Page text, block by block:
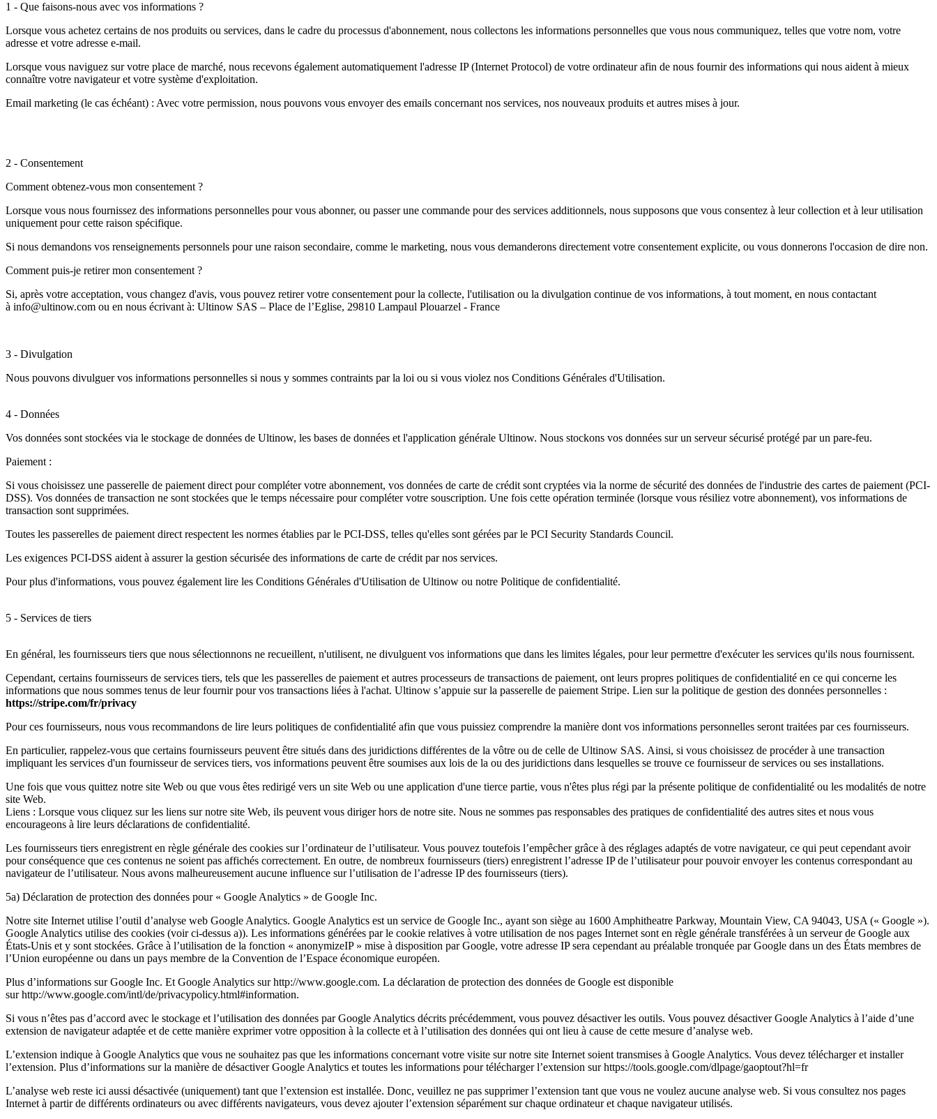
1 - Que faisons-nous avec vos informations ?
Lorsque vous achetez certains de nos produits ou services, dans le cadre du processus d'abonnement, nous collectons les informations personnelles que vous nous communiquez, telles que votre nom, votre
adresse et votre adresse e-mail.
Lorsque vous naviguez sur votre place de marché, nous recevons également automatiquement l'adresse IP (Internet Protocol) de votre ordinateur afin de nous fournir des informations qui nous aident à mieux
connaître votre navigateur et votre système d'exploitation.
Email marketing (le cas échéant) : Avec votre permission, nous pouvons vous envoyer des emails concernant nos services, nos nouveaux produits et autres mises à jour.
2 - Consentement
Comment obtenez-vous mon consentement ?
Lorsque vous nous fournissez des informations personnelles pour vous abonner, ou passer une commande pour des services additionnels, nous supposons que vous consentez à leur collection et à leur utilisation
uniquement pour cette raison spécifique.
Si nous demandons vos renseignements personnels pour une raison secondaire, comme le marketing, nous vous demanderons directement votre consentement explicite, ou vous donnerons l'occasion de dire non.
Comment puis-je retirer mon consentement ?
Si, après votre acceptation, vous changez d'avis, vous pouvez retirer votre consentement pour la collecte, l'utilisation ou la divulgation continue de vos informations, à tout moment, en nous contactant
à info@ultinow.com ou en nous écrivant à: Ultinow SAS – Place de l’Eglise, 29810 Lampaul Plouarzel - France
3 - Divulgation
Nous pouvons divulguer vos informations personnelles si nous y sommes contraints par la loi ou si vous violez nos Conditions Générales d'Utilisation.
4 - Données
Vos données sont stockées via le stockage de données de Ultinow, les bases de données et l'application générale Ultinow. Nous stockons vos données sur un serveur sécurisé protégé par un pare-feu.
Paiement :
Si vous choisissez une passerelle de paiement direct pour compléter votre abonnement, vos données de carte de crédit sont cryptées via la norme de sécurité des données de l'industrie des cartes de paiement (PCI-
DSS). Vos données de transaction ne sont stockées que le temps nécessaire pour compléter votre souscription. Une fois cette opération terminée (lorsque vous résiliez votre abonnement), vos informations de
transaction sont supprimées.
Toutes les passerelles de paiement direct respectent les normes établies par le PCI-DSS, telles qu'elles sont gérées par le PCI Security Standards Council.
Les exigences PCI-DSS aident à assurer la gestion sécurisée des informations de carte de crédit par nos services.
Pour plus d'informations, vous pouvez également lire les Conditions Générales d'Utilisation de Ultinow ou notre Politique de confidentialité.
5 - Services de tiers
En général, les fournisseurs tiers que nous sélectionnons ne recueillent, n'utilisent, ne divulguent vos informations que dans les limites légales, pour leur permettre d'exécuter les services qu'ils nous fournissent.
Cependant, certains fournisseurs de services tiers, tels que les passerelles de paiement et autres processeurs de transactions de paiement, ont leurs propres politiques de confidentialité en ce qui concerne les
informations que nous sommes tenus de leur fournir pour vos transactions liées à l'achat. Ultinow s’appuie sur la passerelle de paiement Stripe. Lien sur la politique de gestion des données personnelles :
https://stripe.com/fr/privacy
Pour ces fournisseurs, nous vous recommandons de lire leurs politiques de confidentialité afin que vous puissiez comprendre la manière dont vos informations personnelles seront traitées par ces fournisseurs.
En particulier, rappelez-vous que certains fournisseurs peuvent être situés dans des juridictions différentes de la vôtre ou de celle de Ultinow SAS. Ainsi, si vous choisissez de procéder à une transaction
impliquant les services d'un fournisseur de services tiers, vos informations peuvent être soumises aux lois de la ou des juridictions dans lesquelles se trouve ce fournisseur de services ou ses installations.
Une fois que vous quittez notre site Web ou que vous êtes redirigé vers un site Web ou une application d'une tierce partie, vous n'êtes plus régi par la présente politique de confidentialité ou les modalités de notre
site Web.
Liens : Lorsque vous cliquez sur les liens sur notre site Web, ils peuvent vous diriger hors de notre site. Nous ne sommes pas responsables des pratiques de confidentialité des autres sites et nous vous
encourageons à lire leurs déclarations de confidentialité.
Les fournisseurs tiers enregistrent en règle générale des cookies sur l’ordinateur de l’utilisateur. Vous pouvez toutefois l’empêcher grâce à des réglages adaptés de votre navigateur, ce qui peut cependant avoir
pour conséquence que ces contenus ne soient pas affichés correctement. En outre, de nombreux fournisseurs (tiers) enregistrent l’adresse IP de l’utilisateur pour pouvoir envoyer les contenus correspondant au
navigateur de l’utilisateur. Nous avons malheureusement aucune influence sur l’utilisation de l’adresse IP des fournisseurs (tiers).
5a) Déclaration de protection des données pour « Google Analytics » de Google Inc.
Notre site Internet utilise l’outil d’analyse web Google Analytics. Google Analytics est un service de Google Inc., ayant son siège au 1600 Amphitheatre Parkway, Mountain View, CA 94043, USA (« Google »).
Google Analytics utilise des cookies (voir ci-dessus a)). Les informations générées par le cookie relatives à votre utilisation de nos pages Internet sont en règle générale transférées à un serveur de Google aux
États-Unis et y sont stockées. Grâce à l’utilisation de la fonction « anonymizeIP » mise à disposition par Google, votre adresse IP sera cependant au préalable tronquée par Google dans un des États membres de
l’Union européenne ou dans un pays membre de la Convention de l’Espace économique européen.
Plus d’informations sur Google Inc. Et Google Analytics sur http://www.google.com. La déclaration de protection des données de Google est disponible
sur http://www.google.com/intl/de/privacypolicy.html#information.
Si vous n’êtes pas d’accord avec le stockage et l’utilisation des données par Google Analytics décrits précédemment, vous pouvez désactiver les outils. Vous pouvez désactiver Google Analytics à l’aide d’une
extension de navigateur adaptée et de cette manière exprimer votre opposition à la collecte et à l’utilisation des données qui ont lieu à cause de cette mesure d’analyse web.
L’extension indique à Google Analytics que vous ne souhaitez pas que les informations concernant votre visite sur notre site Internet soient transmises à Google Analytics. Vous devez télécharger et installer
l’extension. Plus d’informations sur la manière de désactiver Google Analytics et toutes les informations pour télécharger l’extension sur https://tools.google.com/dlpage/gaoptout?hl=fr
L’analyse web reste ici aussi désactivée (uniquement) tant que l’extension est installée. Donc, veuillez ne pas supprimer l’extension tant que vous ne voulez aucune analyse web. Si vous consultez nos pages
Internet à partir de différents ordinateurs ou avec différents navigateurs, vous devez ajouter l’extension séparément sur chaque ordinateur et chaque navigateur utilisés.